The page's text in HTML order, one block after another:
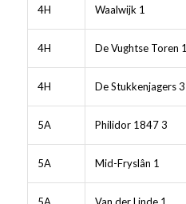
4H Waalwijk 1
4H De Vughtse Toren 1
4H De Stukkenjagers 3
5A Philidor 1847 3
5A Mid-Fryslân 1
5A Van der Linde 1